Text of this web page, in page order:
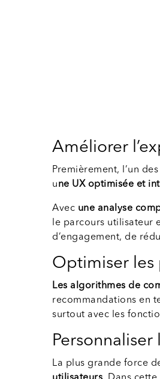
Améliorer
Premièrement, l’un
une UX optimisée et
Avec une analyse
le parcours utilisateur
d’engagement, de
Optimiser les
Les algorithmes de
recommandations en
surtout avec les
La plus grande force